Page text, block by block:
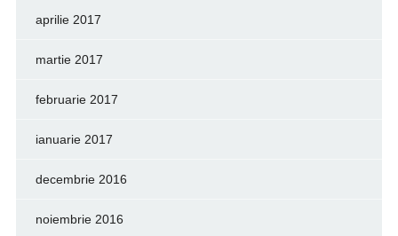
aprilie 2017
martie 2017
februarie 2017
ianuarie 2017
decembrie 2016
noiembrie 2016